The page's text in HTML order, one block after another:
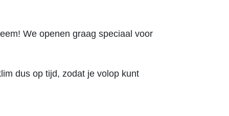
We openen graag speciaal voor
dus op tijd, zodat je volop kunt